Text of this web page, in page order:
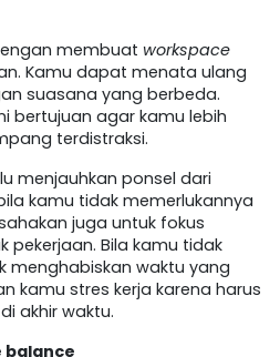
membuat workspace
Kamu dapat menata ulang
suasana yang berbeda.
bertujuan agar kamu lebih
terdistraksi.
menjauhkan ponsel dari
kamu tidak memerlukannya
juga untuk fokus
pekerjaan. Bila kamu tidak
menghabiskan waktu yang
kamu stres kerja karena harus
akhir waktu.
balance